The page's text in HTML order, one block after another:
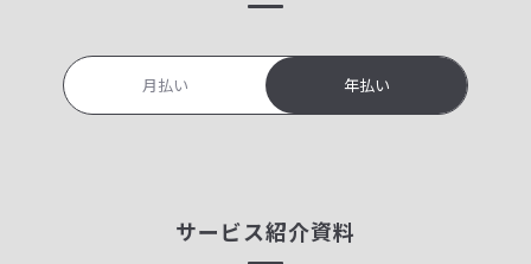
月払い 年払い
サービス紹介資料